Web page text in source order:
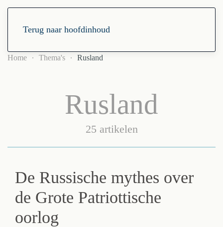
Terug naar hoofdinhoud
Home Thema's Rusland
Rusland
25 artikelen
De Russische mythes over
de Grote Patriottische
oorlog